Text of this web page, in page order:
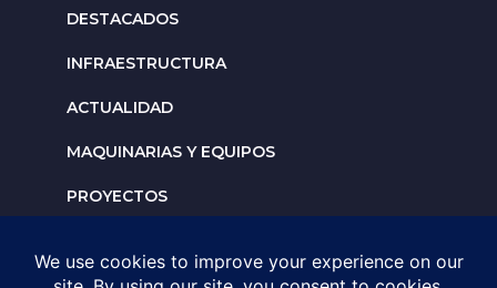
DESTACADOS
INFRAESTRUCTURA
ACTUALIDAD
MAQUINARIAS Y EQUIPOS
PROYECTOS